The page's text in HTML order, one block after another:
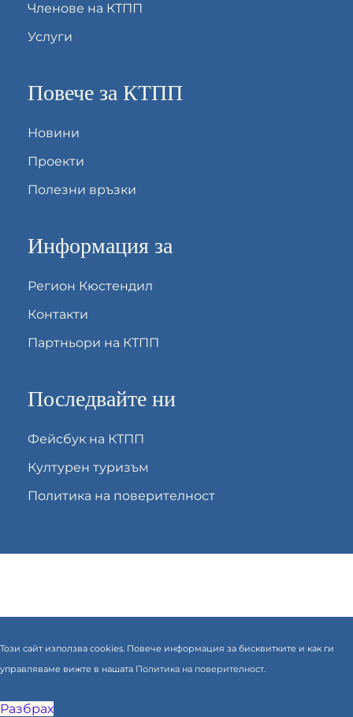
Членове на КТПП
Услуги
Повече за КТПП
Новини
Проекти
Полезни връзки
Информация за
Регион Кюстендил
Контакти
Партньори на КТПП
Последвайте ни
Фейсбук на КТПП
Културен туризъм
Политика на поверителност
Този сайт използва cookies. Повече информация за бисквитките и как ги
управляваме вижте в нашата Политика на поверителност.
Разбрах